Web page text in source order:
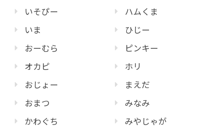
いそぴー
いま
おーむら
オカピ
おじょー
おまつ
かわぐち
ハムくま
ひじー
ピンキー
ホリ
まえだ
みなみ
みやじゃが